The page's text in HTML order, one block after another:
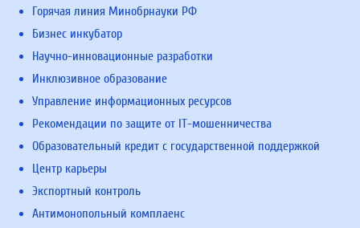
Горячая линия Минобрнауки РФ
Бизнес инкубатор
Научно-инновационные разработки
Инклюзивное образование
Управление информационных ресурсов
Рекомендации по защите от IT-мошенничества
Образовательный кредит с государственной поддержкой
Центр карьеры
Экспортный контроль
Антимонопольный комплаенс